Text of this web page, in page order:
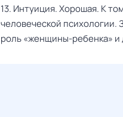
13. Интуиция. Хорошая. К
человеческой психологии.
роль «женщины-ребенка» и